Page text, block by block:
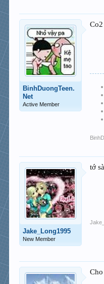
BinhDuongTeen.
Net
Active Member
Jake_Long1995
New Member
tớ